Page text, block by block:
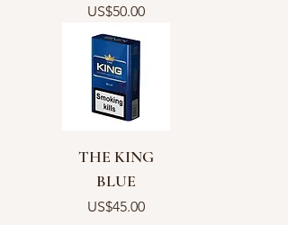
價格
US$50.00
THE KING
BLUE
價格
US$45.00